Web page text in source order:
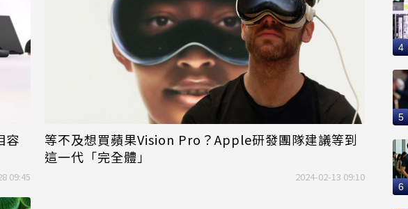
容
09:45
等不及想買蘋果Vision Pro？Apple研發團隊建議等到
這一代「完全體」
2024-02-13 09:10